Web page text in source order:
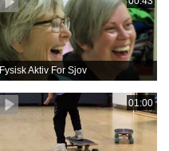
Fysisk Aktiv For Sjov
01:00